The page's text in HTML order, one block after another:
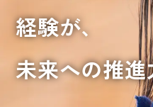
新卒採用
会社案内
代表挨拶
経験が、
未来への推